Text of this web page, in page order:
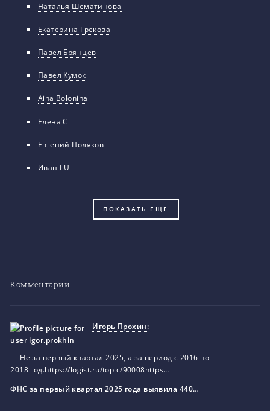
Наталья Шематинова
Екатерина Грекова
Павел Брянцев
Павел Кумок
Aina Bolonina
Елена С
Евгений Поляков
Иван I U
ПОКАЗАТЬ ЕЩЁ
Комментарии
Игорь Прохин:
— Не за первый квартал 2025, а за период с 2016 по
2018 год.https://logist.ru/topic/90008https…
ФНС за первый квартал 2025 года выявила 440…